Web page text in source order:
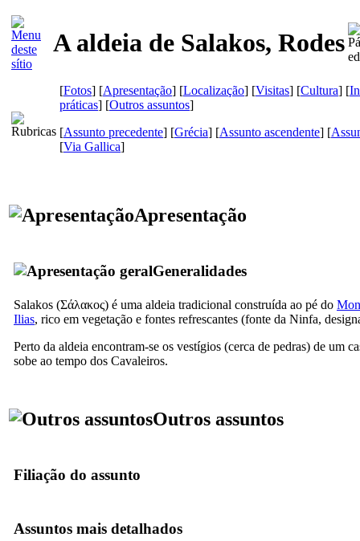
A aldeia de Salakos, Rodes
[Fotos] [Apresentação] [Localização] [Visitas] [Cultura] [
práticas] [Outros assuntos]
[Assunto precedente] [Grécia] [Assunto ascendente] [
[Via Gallica]
Apresentação
Generalidades
Salakos (Σάλακος) é uma aldeia tradicional construída ao pé do
Ilias, rico em vegetação e fontes refrescantes (fonte da Ninfa,
Perto da aldeia encontram-se os vestígios (cerca de pedras) de um
sobe ao tempo dos Cavaleiros.
Outros assuntos
Filiação do assunto
Assuntos mais detalhados